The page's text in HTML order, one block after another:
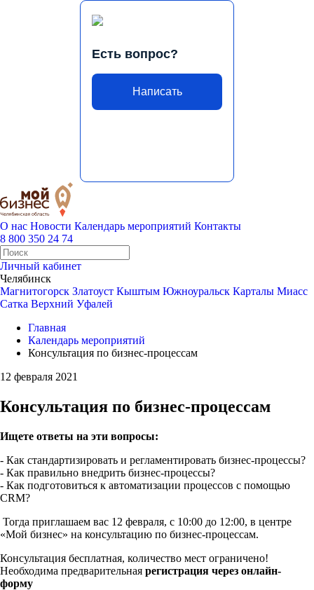
Есть вопрос?
Написать
О нас Новости Календарь мероприятий Контакты
8 800 350 24 74
Личный кабинет
Челябинск
Магнитогорск Златоуст Кыштым Южноуральск Карталы Миасс
Сатка Верхний Уфалей
Главная
Календарь мероприятий
Консультация по бизнес-процессам
12 февраля 2021
Консультация по бизнес-процессам
Ищете ответы на эти вопросы:
- Как стандартизировать и регламентировать бизнес-процессы?
- Как правильно внедрить бизнес-процессы?
- Как подготовиться к автоматизации процессов с помощью
CRM?
Тогда приглашаем вас 12 февраля, с 10:00 до 12:00, в центре
«Мой бизнес» на консультацию по бизнес-процессам.
Консультация бесплатная, количество мест ограничено!
Необходима предварительная регистрация через онлайн-
форму